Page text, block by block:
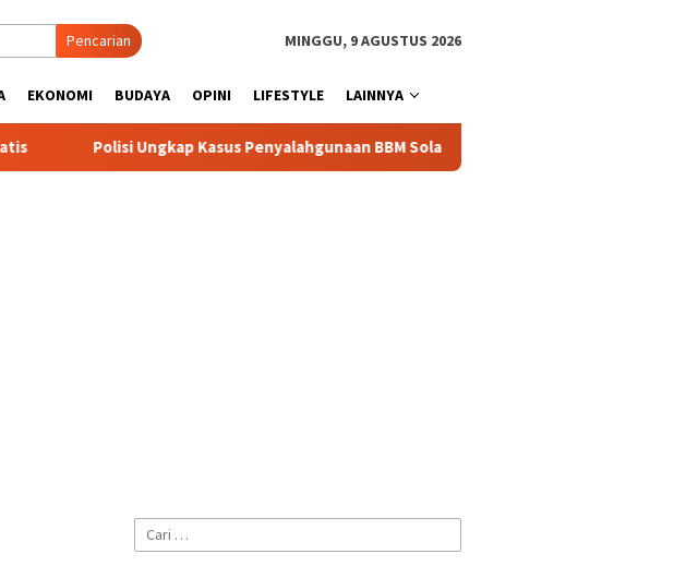
Pencarian MINGGU, 9 AGUSTUS 2026
EKONOMI BUDAYA OPINI LIFESTYLE LAINNYA
Kasus Penyalahgunaan BBM Solar Subsidi, Kasat Reskrim Polres Toraja Utara:
Cari
untuk: